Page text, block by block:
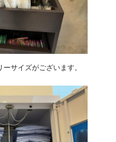
サイズがございます。